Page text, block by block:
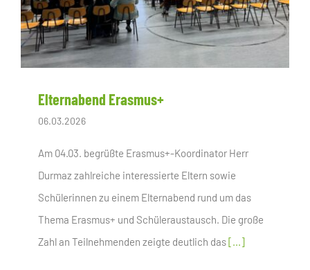
Elternabend Erasmus+
06.03.2026
Am 04.03. begrüßte Erasmus+-Koordinator Herr
Durmaz zahlreiche interessierte Eltern sowie
Schülerinnen zu einem Elternabend rund um das
Thema Erasmus+ und Schüleraustausch. Die große
Zahl an Teilnehmenden zeigte deutlich das[...]